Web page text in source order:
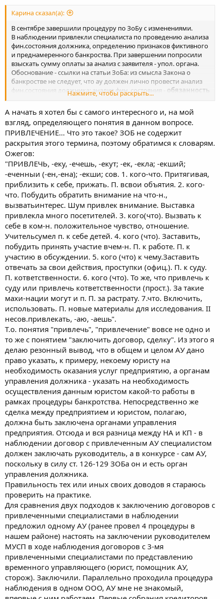
наблюдения спец-ов: 1. по выполнению комплексного
финансово-экономического анализа предприятия (результат
его работы- не собственно финанализ как у АУ в наблюдении, а
"Письменная информация по результатам проведения анализа
финансово-экономического состояния ООО"Рогаикопыта"), 2.
юрист, 3. бухгалтер. Временным управляющим была
произведена оплата деятельности привлеченных
специалистов на общую сумму "стопицот" рублей , что
подтверждается расходными кассовыми ордерами. Поскольку
в соответствии "п.п. 4.4 договоров оказания услуг п. 3.4
экономического анализа предприятия обязанность по
исчислению и удержанию налоговых платежей с денежной
суммы, подлежащей оплате привлеченным лицам возлагается
на ООО «Рогаикопыта», произведенные временным
управляющим расходы составляют сумму без учета налоговых
платежей." Указанные расходы не превышают размеры,
установленные ст. 20.7 Закона, в силу которой допустимая
сумма оплаты услуг лиц, привлеченных временным
управляющим для обеспечения своей деятельности составляет
"стоко-то" рублей согласно следующего расчета(далее расчет).
Расчет произведен с учетом балансовой стоимости активов
должника по состоянию на последнюю отчетную дату,
предшествующую дате введения соответствующей процедуре
(баланс ООО «Рогаикопыта» по состоянию на 31.03.2009 года
составляет "сумму" рублей).
А что же суд, спросите вы? Отказал в возмещении расходов АУ.
Но мы не сдаемся АПЕЛЛЯЦИЯ! вот наш ответ суду, потом
дальше... Напишу как получим решение в нашу пользу
Карина сказал(а):
В сентябре завершили процедуру по ЗоБу с изменениями.
В наблюдении привлекли специалиста по проведению анализа
фин.состояния должника, определению признаков фиктивного
и преднамеренного банкроства. При завершении попросили
взыскать сумму оплаты за анализ с заявителя - упол. органа.
Обоснование - ссылки на статьи ЗоБа: из смысла Закона о
банкростве не следует, что ау должен лично провести анализ
фин.состояния должника; анализ фин. состояния - обязанность
ву. Ау имеет право для осуществления своих
привлечь специалистов. У ау юридическое образование. Фин.
анализ был проведен специалистом, у которого
экономическое образование. Суд согласился с позицией ау. А
вот упол.орган - нет. Апелляция написана. Ждем
Нажмите, чтобы раскрыть...
А начать я хотел бы с самого интересного и, на мой
взгляд, определяющего понятия в данном вопросе.
ПРИВЛЕЧЕНИЕ... Что это такое? ЗОБ не содержит
раскрытия этого термина, поэтому обратимся к словарям.
Ожегов:
"ПРИВЛЕЧЬ, -еку, -ечешь, -екут; -ек, -екла; -екший;
-еченныи (-ен,-ена); -екши; сов. 1. кого-что. Притягивая,
приблизить к себе, прижать. П. всвои объятия. 2. кого-
что. Побудить обратить внимание на что-н.,
вызватьинтерес. Шум привлек внимание. Выставка
привлекла много посетителей. 3. кого(что). Вызвать к
себе в ком-н. положительное чувство, отношение.
Учительсумел п. к себе детей. 4. кого (что). Заставить,
побудить принять участие вчем-н. П. к работе. П. к
участию в обсуждении. 5. кого (что) к чему.Заставить
отвечать за свои действия, проступки (офиц.). П. к суду.
П. кответственности. 6. кого (что). То же, что привлечь к
суду или привлечь кответственности (прост.). За такие
махи-нации могут и п. П. за растрату. 7.что. Включить,
использовать. П. новые материалы для исследования. II
несов.привлекать, -аю, -аешь".
Т.о. понятия "привлечь", "привлечение" вовсе не одно и
то же с понятием "заключить договор, сделку". Из этого я
делаю резонный вывод, что в общем и целом АУ дано
право указать, к примеру, некоему юристу на
необходимость оказания услуг предприятию, а органам
управления должника - указать на необходимость
осуществления данным юристом какой-то работы в
рамках процедуры банкротства. Непосредственно же
сделка между предприятием и юристом, полагаю,
должна быть заключена органами управления
предприятия. Отсюда и вся разница между НА и КП - в
наблюдении договор с привлеченным АУ специалистом
должен заключать руководитель, а в конкурсе - сам АУ,
поскольку в силу ст. 126-129 ЗОБа он и есть орган
управления должника.
Правильность тех или иных своих доводов я стараюсь
проверить на практике.
Для сравнения двух подходов к заключению договоров с
привлеченными специалистами в наблюдении
предложил одному АУ (ранее провел 4 процедуры в
нашем районе) настоять на заключении руководителем
МУСП в ходе наблюдения договоров с 3-мя
привлеченными специалистами по представлению
временного управляющего (юрист, помощник АУ,
сторож). Заключили. Параллельно проходила процедура
наблюдения в одном ООО, АУ мне не знакомый,